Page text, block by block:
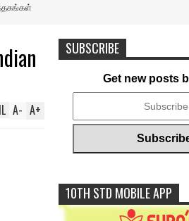
A+
A-
SUBSCRIBE
Get new posts
10TH STD MOBILE APP